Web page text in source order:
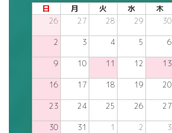
日 月 火 水 木
26 27 28 29 30
2 3 4 5 6
9 10 11 12 13
16 17 18 19 20
23 24 25 26 27
30 31 1 2 3